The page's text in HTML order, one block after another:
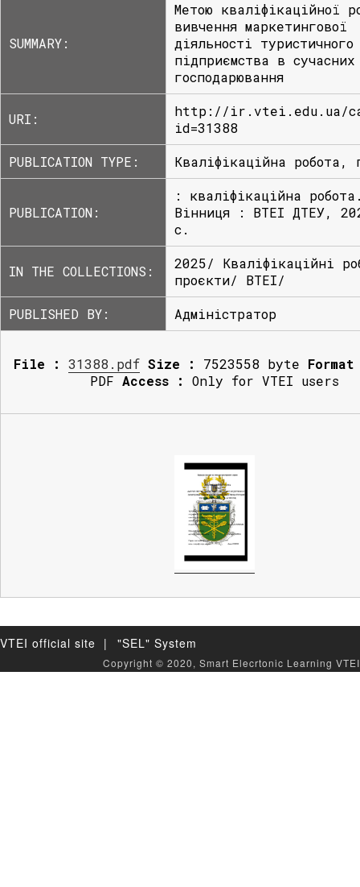
SUMMARY:
Метою кваліфікаційної
вивчення маркетингової
діяльності туристичного
підприємства в
господарювання
URI:
http://ir.vtei.edu.ua/
id=31388
PUBLICATION TYPE:
Кваліфікаційна робота,
PUBLICATION:
: кваліфікаційна
Вінниця : ВТЕІ ДТЕУ,
с.
IN THE COLLECTIONS:
2025/ Кваліфікаційні
проєкти/ ВТЕІ/
PUBLISHED BY:
Адміністратор
File : 31388.pdf Size : 7523558 byte
PDF Access : Only for VTEI users
VTEI official site | "SEL" System
Copyright © 2020, Smart Elecrtonic Learning VTEI